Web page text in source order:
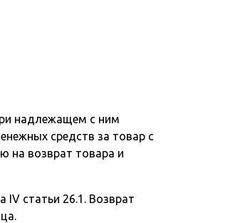
надлежащем с ним
средств за товар с
на возврат товара и
IV статьи 26.1. Возврат